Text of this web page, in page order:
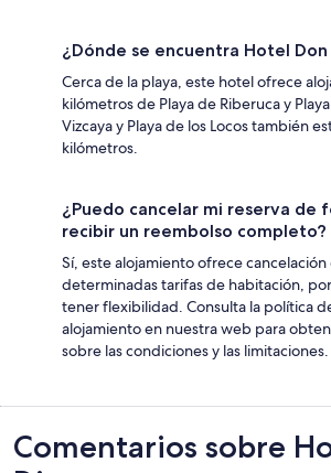
¿Dónde se encuentra Hotel Don
Cerca de la playa, este hotel ofrece
kilómetros de Playa de Riberuca y
Vizcaya y Playa de los Locos también
kilómetros.
¿Puedo cancelar mi reserva de
recibir un reembolso completo?
Sí, este alojamiento ofrece
determinadas tarifas de habitación,
tener flexibilidad. Consulta la política
alojamiento en nuestra web para
sobre las condiciones y las limitaciones.
Comentarios
Comentarios sobre